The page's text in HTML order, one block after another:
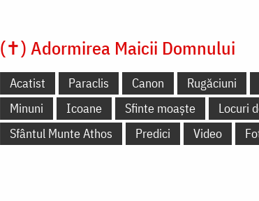
(✝) Adormirea Maicii Domnului
Acatist Paraclis Canon Rugăciuni
Minuni
Icoane Sfinte moaște
Locuri
Sfântul Munte Athos
Predici Video